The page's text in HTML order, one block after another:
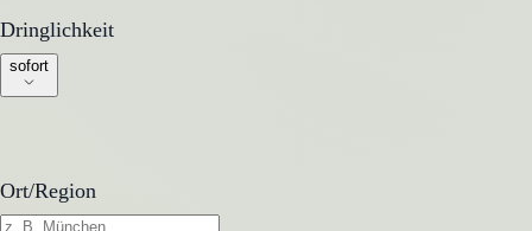
Dringlichkeit
Dringlichkeit
sofort
Ort/Region